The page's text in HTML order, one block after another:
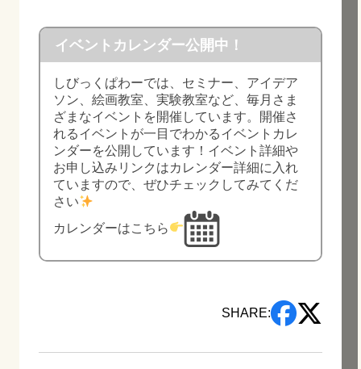
イベントカレンダー公開中！
しびっくぱわーでは、セミナー、アイデア
ソン、絵画教室、実験教室など、毎月さま
ざまなイベントを開催しています。開催さ
れるイベントが一目でわかるイベントカレ
ンダーを公開しています！イベント詳細や
お申し込みリンクはカレンダー詳細に入れ
ていますので、ぜひチェックしてみてくだ
さい
カレンダーはこちら
SHARE: